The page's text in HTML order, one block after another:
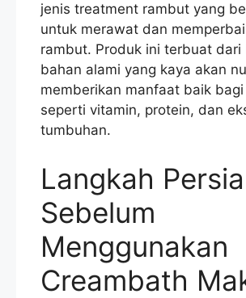
jenis treatment rambut yang
untuk merawat dan
rambut. Produk ini terbuat dari
bahan alami yang kaya akan
memberikan manfaat baik
seperti vitamin, protein, dan
tumbuhan.
Langkah
Sebelum
Menggunakan
Creambath